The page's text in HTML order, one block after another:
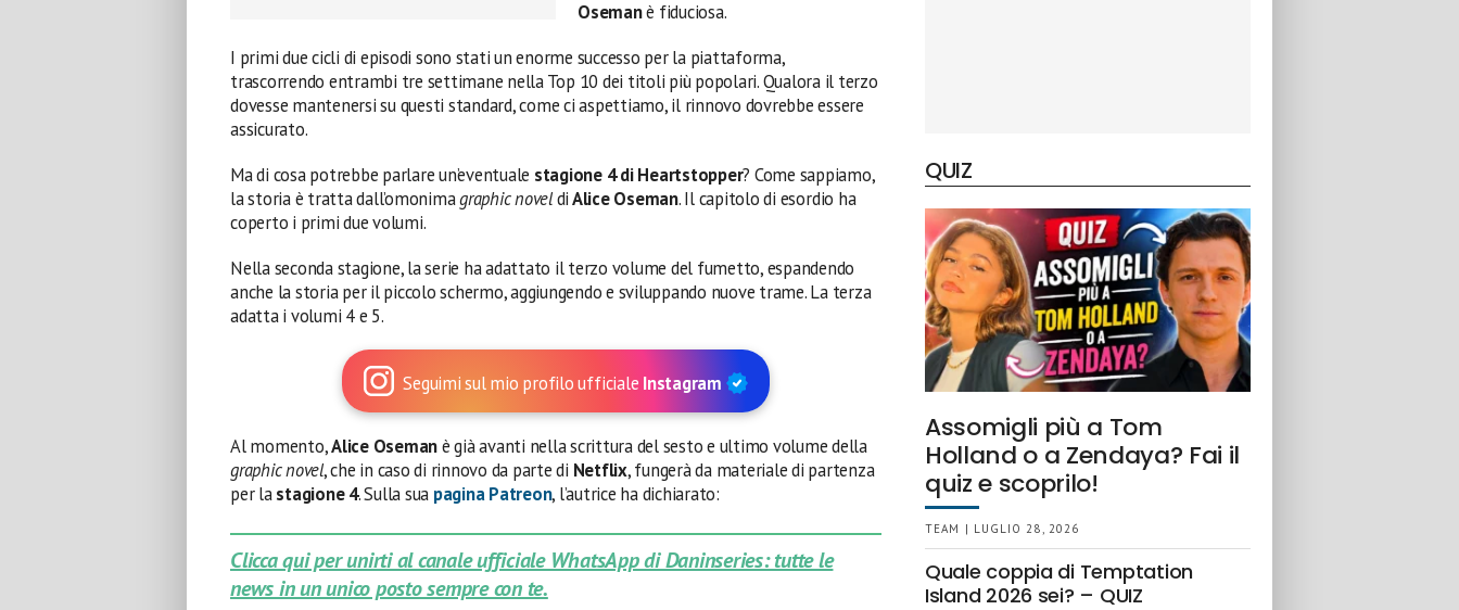
Osemanè fiduciosa.
I primi due cicli di episodi sono stati un enorme successo per la piattaforma,
trascorrendo entrambi tre settimane nella Top 10 dei titoli più popolari. Qualora il terzo
dovesse mantenersi su questi standard, come ci aspettiamo, il rinnovo dovrebbe essere
assicurato.
Ma di cosa potrebbe parlare un’eventuale stagione 4 di Heartstopper? Come sappiamo,
la storia è tratta dall’omonimagraphic noveldiAlice Oseman. Il capitolo di esordio ha
coperto i primi due volumi.
Nella seconda stagione, la serie ha adattato il terzo volume del fumetto, espandendo
anche la storia per il piccolo schermo, aggiungendo e sviluppando nuove trame. La terza
adatta i volumi 4 e 5.
Seguimi sul mio profilo ufficiale Instagram
Al momento,Alice Osemanè già avanti nella scrittura del sesto e ultimo volume della
graphic novel, che in caso di rinnovo da parte di Netflix, fungerà da materiale di partenza
per lastagione 4. Sulla sua pagina Patreon, l’autrice ha dichiarato:
Clicca qui per unirti al canale ufficiale WhatsApp di Daninseries: tutte le
news in un unico posto sempre con te.
QUIZ
Assomigli più a Tom
Holland o a Zendaya? Fai il
quiz e scoprilo!
TEAM | LUGLIO 28, 2026
Quale coppia di Temptation
Island 2026 sei? – QUIZ